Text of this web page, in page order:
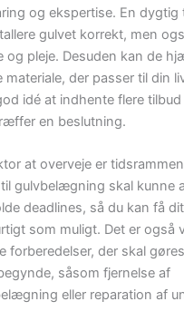
og ekspertise. En dygtig
gulvet korrekt, men
og pleje. Desuden kan de
der passer til din
idé at indhente flere tilbud
en beslutning.
at overveje er
gulvbelægning skal kunne
deadlines, så du kan få
som muligt. Det er også
forberedelser, der skal
såsom fjernelse af
eller reparation af